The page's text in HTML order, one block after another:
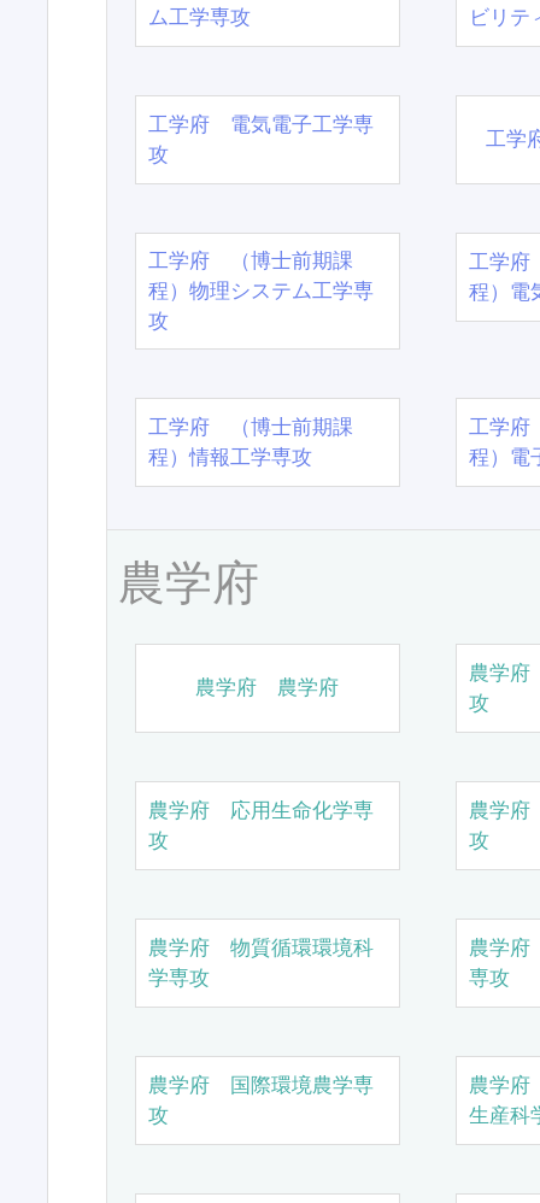
ム工学専攻
ビリテ
工学府 電気電子工学専
攻
工学
工学府 （博士前期課
程）物理システム工学専
攻
工学
程）電
工学府 （博士前期課
程）情報工学専攻
工学
程）電
農学府
農学府 農学府
農学
攻
農学府 応用生命化学専
攻
農学
攻
農学府 物質循環環境科
学専攻
農学
専攻
農学府 国際環境農学専
攻
農学
生産科